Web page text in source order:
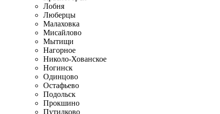
Лобня
Люберцы
Малаховка
Мисайлово
Мытищи
Нагорное
Николо-Хованское
Ногинск
Одинцово
Остафьево
Подольск
Прокшино
Путилково